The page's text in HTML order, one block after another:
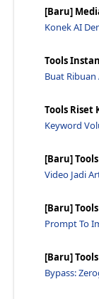
Apa Yang
Bagaimana Agar
Apa Saja Tujuan
Apa Manfaat
Apa Yang
Sebutkan 5
Apa Itu Keyword
Apa Nama
[Baru]
Konek AI
Tools
Buat
Tools Riset
Keyword
[Baru]
Video Jadi
[Baru]
Prompt To
[Baru]
Bypass: